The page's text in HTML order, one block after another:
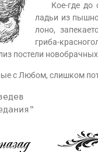
Кое-где до
ладьи из
лоно,
гриба-
постели
Любом, слишком